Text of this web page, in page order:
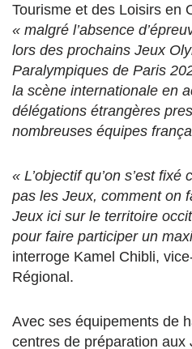
Tourisme et des Loisirs en
« malgré l’absence
lors des prochains Jeux
Paralympiques de Paris
la scène internationale en
délégations étrangères
nombreuses équipes
« L’objectif qu’on s’est fixé
pas les Jeux, comment on
Jeux ici sur le territoire
pour faire participer un
interroge Kamel Chibli,
Régional.
Avec ses équipements de
centres de préparation aux